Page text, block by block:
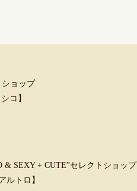
ョップ
コ】
SEXY + CUTE”セレクトショップ
ルトロ】